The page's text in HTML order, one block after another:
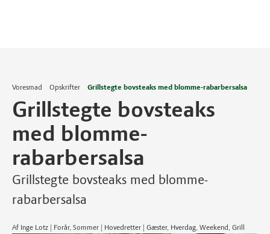
Voresmad Opskrifter Grillstegte bovsteaks med blomme-rabarbersalsa
Grillstegte bovsteaks
med blomme-
rabarbersalsa
Grillstegte bovsteaks med blomme-
rabarbersalsa
Af Inge Lotz | Forår, Sommer | Hovedretter | Gæster, Hverdag, Weekend, Grill